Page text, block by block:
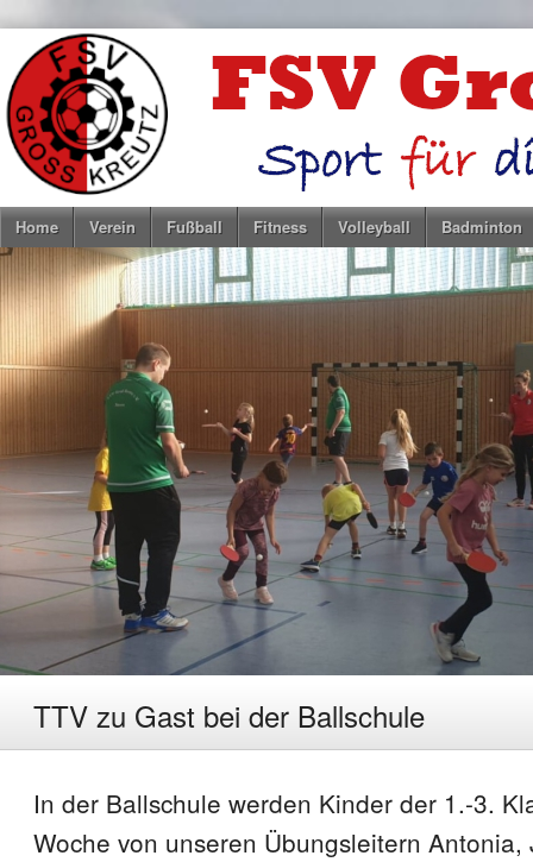
Home Verein Fußball Fitness Volleyball Badminton
TTV zu Gast bei der Ballschule
In der Ballschule werden Kinder der 1.-3.
Woche von unseren Übungsleitern Antonia,